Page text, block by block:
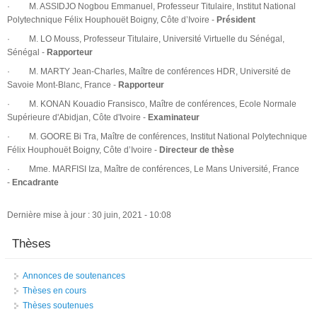
· M. ASSIDJO Nogbou Emmanuel, Professeur Titulaire, Institut National
Polytechnique Félix Houphouët Boigny, Côte d’Ivoire - Président
· M. LO Mouss, Professeur Titulaire, Université Virtuelle du Sénégal,
Sénégal - Rapporteur
· M. MARTY Jean-Charles, Maître de conférences HDR, Université de
Savoie Mont-Blanc, France - Rapporteur
· M. KONAN Kouadio Fransisco, Maître de conférences, Ecole Normale
Supérieure d'Abidjan, Côte d'Ivoire - Examinateur
· M. GOORE Bi Tra, Maître de conférences, Institut National Polytechnique
Félix Houphouët Boigny, Côte d’Ivoire - Directeur de thèse
· Mme. MARFISI Iza, Maître de conférences, Le Mans Université, France
- Encadrante
Dernière mise à jour : 30 juin, 2021 - 10:08
Thèses
Annonces de soutenances
Thèses en cours
Thèses soutenues